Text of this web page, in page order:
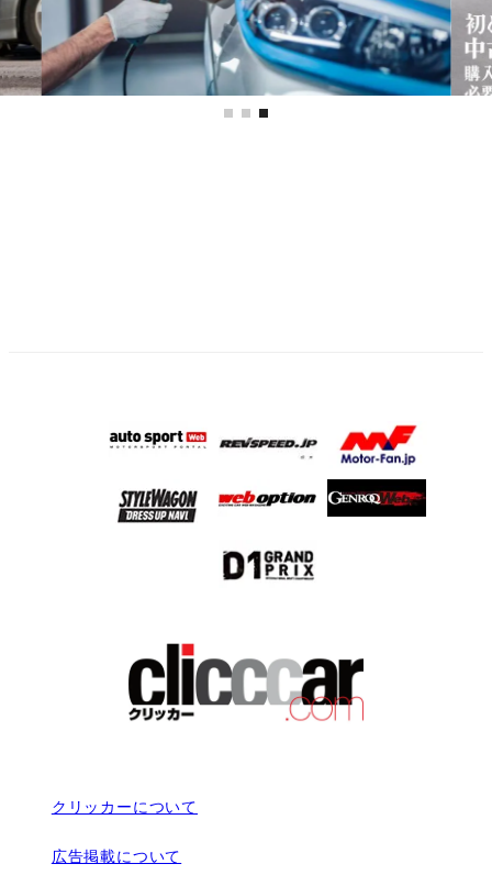
クリッカーについて
広告掲載について